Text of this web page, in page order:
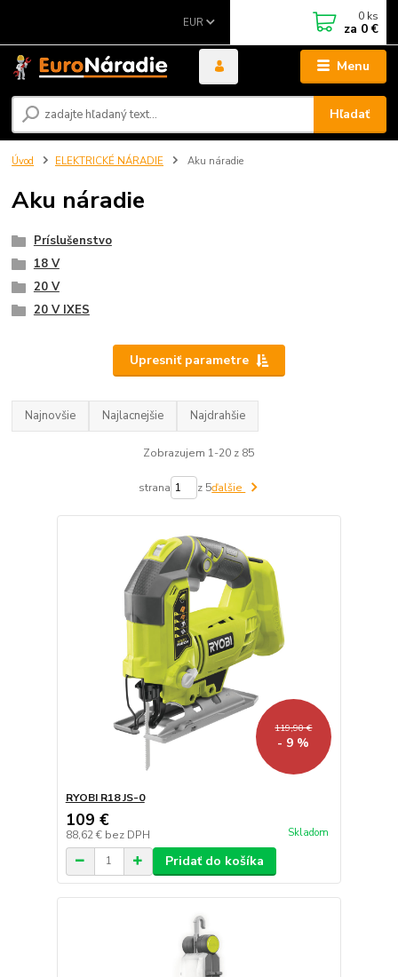
Menu
EUR
Hľadať
0 ks
za 0 €
Úvod ELEKTRICKÉ NÁRADIE Aku náradie
Aku náradie
Príslušenstvo
18 V
20 V
20 V IXES
Upresniť parametre
Najnovšie Najlacnejšie Najdrahšie
Zobrazujem 1-20 z 85
strana z 5ďalšie
119,90 €
- 9 %
RYOBI R18 JS-0
109 €
88,62 € bez DPH Skladom
Pridať do košíka